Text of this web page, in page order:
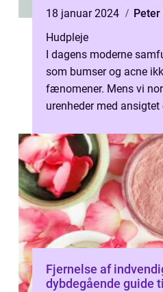
18 januar 2024
Hudpleje
I dagens moderne
som bumser og acne
fænomener. Mens vi
urenheder med ansigtet
Fjernelse af
dybdegående guide